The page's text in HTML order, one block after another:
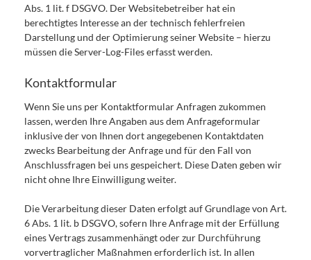
Abs. 1 lit. f DSGVO. Der Websitebetreiber hat ein
berechtigtes Interesse an der technisch fehlerfreien
Darstellung und der Optimierung seiner Website – hierzu
müssen die Server-Log-Files erfasst werden.
Kontaktformular
Wenn Sie uns per Kontaktformular Anfragen zukommen
lassen, werden Ihre Angaben aus dem Anfrageformular
inklusive der von Ihnen dort angegebenen Kontaktdaten
zwecks Bearbeitung der Anfrage und für den Fall von
Anschlussfragen bei uns gespeichert. Diese Daten geben wir
nicht ohne Ihre Einwilligung weiter.
Die Verarbeitung dieser Daten erfolgt auf Grundlage von Art.
6 Abs. 1 lit. b DSGVO, sofern Ihre Anfrage mit der Erfüllung
eines Vertrags zusammenhängt oder zur Durchführung
vorvertraglicher Maßnahmen erforderlich ist. In allen